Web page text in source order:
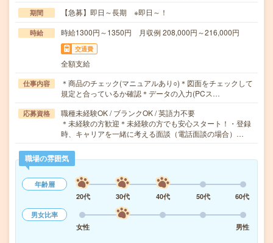
期間 【急募】即日～長期 ※即日～！
時給 時給1300円～1350円 月収例 208,000円～216,000円
交通費
全額支給
仕事内容
＊商品のチェック(マニュアルあり○)＊図面をチェックして
規定と合っているか確認＊データの入力(PCス…
応募資格
職種未経験OK / ブランクOK / 英語力不要
＊未経験の方歓迎＊未経験の方でも安心スタート！・登録
時、キャリアを一緒に考える面談（電話面談の場合）…
職場の雰囲気
年齢層
20代
30代 40代 50代
60代
男女比率
女性
男性